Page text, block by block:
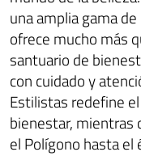
una amplia gama
ofrece mucho más
santuario de
con cuidado y
Estilistas redefine
bienestar, mientras
el Polígono hasta el